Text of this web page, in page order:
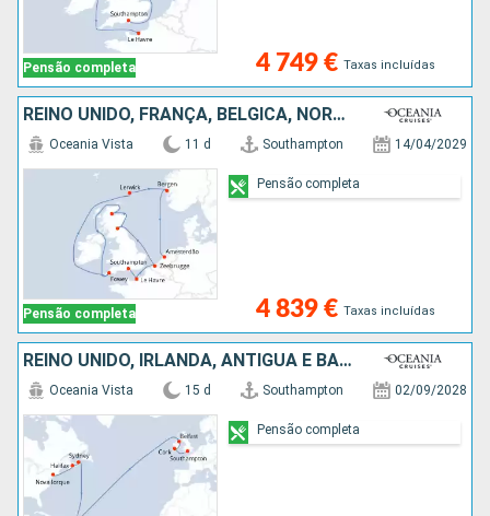
Pensão completa 4 749 € Taxas incluídas
REINO UNIDO, FRANÇA, BÉLGICA, NORUEGA, HOLANDA
Pensão completa
Oceania Vista 11 d Southampton 14/04/2029
4 839 € Taxas incluídas
Pensão completa
REINO UNIDO, IRLANDA, ANTÍGUA E BARBUDA, CANADÁ, ESTADOS UNIDOS
Oceania Vista 15 d Southampton 02/09/2028
Pensão completa